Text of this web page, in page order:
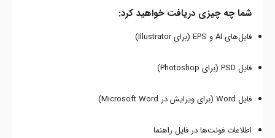
شما چه چیزی دریافت خواهید کرد:
فایل‌های AI و EPS (برای Illustrator)
فایل PSD (برای Photoshop)
فایل Word (برای ویرایش در Microsoft Word)
اطلاعات فونت‌ها در فایل راهنما